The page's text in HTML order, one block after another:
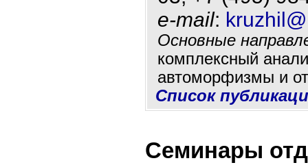
e-mail:
Основные
комплексный
автоморфизмы и
Список
Семинары